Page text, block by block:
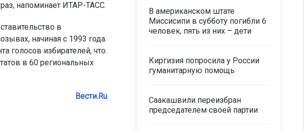
напоминает ИТАР-ТАСС.
в
начиная с 1993 года.
голосов избирателей, что
в 60 региональных
Вести.Ru
В американском штате
Миссисипи в субботу погибли 6
человек, пять из них – дети
Киргизия попросила у России
гуманитарную помощь
Саакашвили переизбран
председателем своей партии